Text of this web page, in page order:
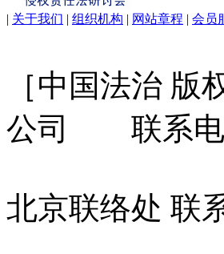
| 关于我们 | 组织机构 | 网站章程 | 会员
［中国法治
公司 联系电
北京联络处 联